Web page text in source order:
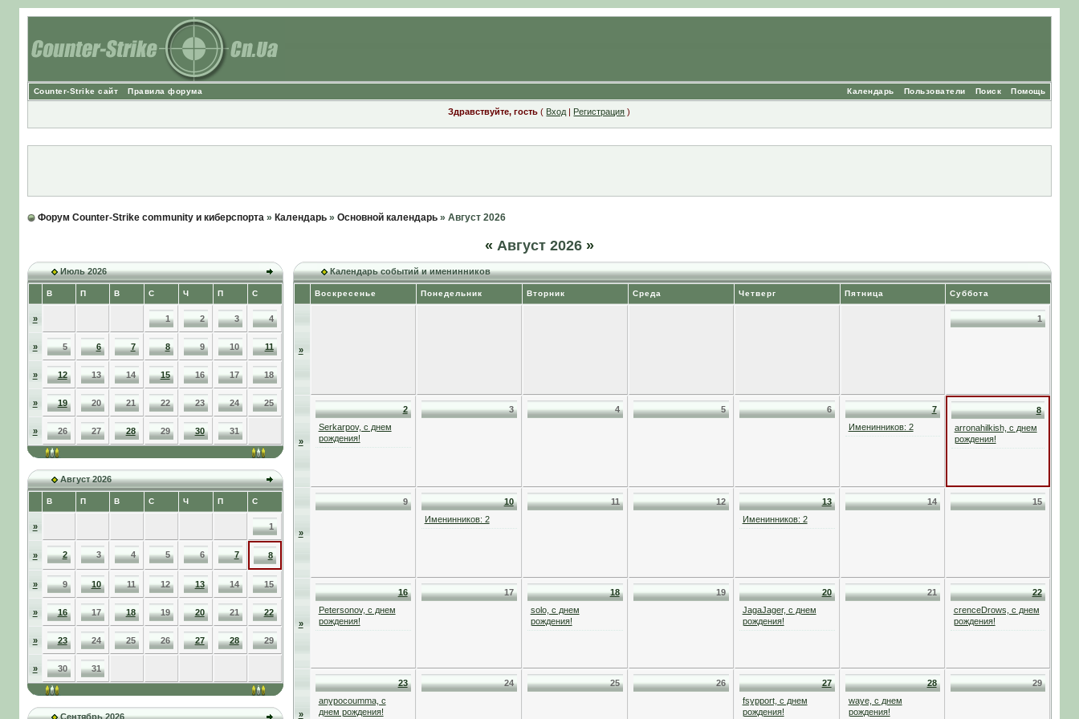
Counter-Strike сайт Правила форума Помощь
Поиск
Пользователи
Календарь
Здравствуйте, гость ( Вход | Регистрация )
Форум Counter-Strike community и киберспорта» Календарь» Основной календарь» Август 2026
« Август 2026 »
Июль 2026
В П В С Ч П С
» 1 2 3 4
» 5 6 7 8 9 10 11
» 12 13 14 15 16 17 18
» 19 20 21 22 23 24 25
» 26 27 28 29 30 31
Август 2026
В П В С Ч П С
» 1
» 2 3 4 5 6 7 8
» 9 10 11 12 13 14 15
» 16 17 18 19 20 21 22
» 23 24 25 26 27 28 29
» 30 31
Сентябрь 2026
Календарь событий и именинников
Воскресенье Понедельник Вторник Среда Четверг Пятница Суббота
»
1
»
2
Serkarpov, с днем
рождения!
3 4 5 6
7
Именинников: 2
8
arronahilkish, с днем
рождения!
»
9
10
Именинников: 2
11 12
13
Именинников: 2
14 15
»
16
Petersonov, с днем
рождения!
17
18
solo, с днем
рождения!
19
20
JagaJager, с днем
рождения!
21
22
crenceDrows, с днем
рождения!
»
23
anypocoumma, с
днем рождения!
24 25 26
27
fsypport, с днем
рождения!
28
waye, с днем
рождения!
29